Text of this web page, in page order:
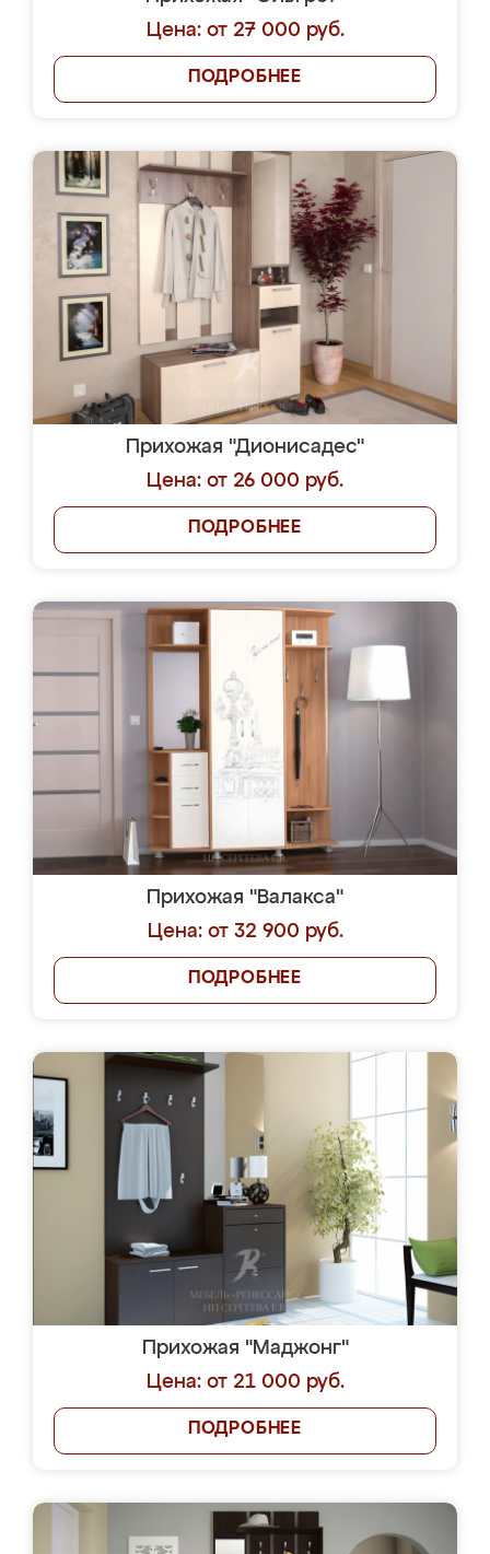
Цена: от 27 000 руб.
ПОДРОБНЕЕ
Прихожая "Дионисадес"
Цена: от 26 000 руб.
ПОДРОБНЕЕ
Прихожая "Валакса"
Цена: от 32 900 руб.
ПОДРОБНЕЕ
Прихожая "Маджонг"
Цена: от 21 000 руб.
ПОДРОБНЕЕ